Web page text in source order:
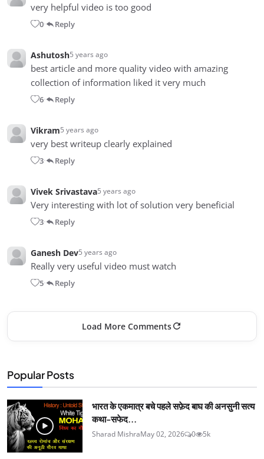
very helpful video is too good
0• Reply
Ashutosh5 years ago
best article and more quality video with amazing
collection of information liked it very much
6• Reply
Vikram5 years ago
very best writeup clearly explained
3• Reply
Vivek Srivastava5 years ago
Very interesting with lot of solution very beneficial
3• Reply
Ganesh Dev5 years ago
Really very useful video must watch
5• Reply
Load More Comments
Popular Posts
भारत के एकमात्र बचे पहले सफ़ेद बाघ की अनसुनी सत्य
कथा-सफेद...
Sharad MishraMay 02, 2026 0 5k